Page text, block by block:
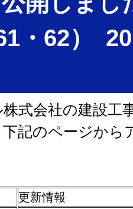
・62）
式会社の建設工
記のページから
更新情報